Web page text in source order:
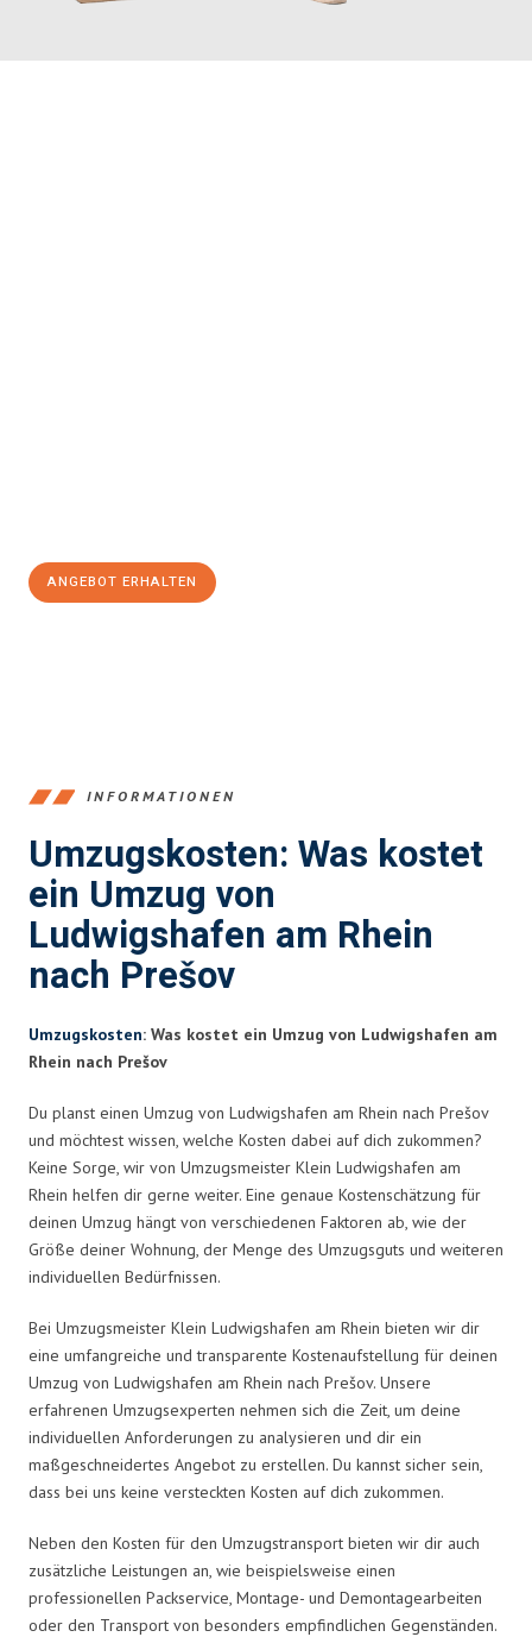
ANGEBOT ERHALTEN
INFORMATIONEN
Umzugskosten: Was kostet
ein Umzug von
Ludwigshafen am Rhein
nach Prešov
Umzugskosten: Was kostet ein Umzug von Ludwigshafen am
Rhein nach Prešov
Du planst einen Umzug von Ludwigshafen am Rhein nach Prešov
und möchtest wissen, welche Kosten dabei auf dich zukommen?
Keine Sorge, wir von Umzugsmeister Klein Ludwigshafen am
Rhein helfen dir gerne weiter. Eine genaue Kostenschätzung für
deinen Umzug hängt von verschiedenen Faktoren ab, wie der
Größe deiner Wohnung, der Menge des Umzugsguts und weiteren
individuellen Bedürfnissen.
Bei Umzugsmeister Klein Ludwigshafen am Rhein bieten wir dir
eine umfangreiche und transparente Kostenaufstellung für deinen
Umzug von Ludwigshafen am Rhein nach Prešov. Unsere
erfahrenen Umzugsexperten nehmen sich die Zeit, um deine
individuellen Anforderungen zu analysieren und dir ein
maßgeschneidertes Angebot zu erstellen. Du kannst sicher sein,
dass bei uns keine versteckten Kosten auf dich zukommen.
Neben den Kosten für den Umzugstransport bieten wir dir auch
zusätzliche Leistungen an, wie beispielsweise einen
professionellen Packservice, Montage- und Demontagearbeiten
oder den Transport von besonders empfindlichen Gegenständen.